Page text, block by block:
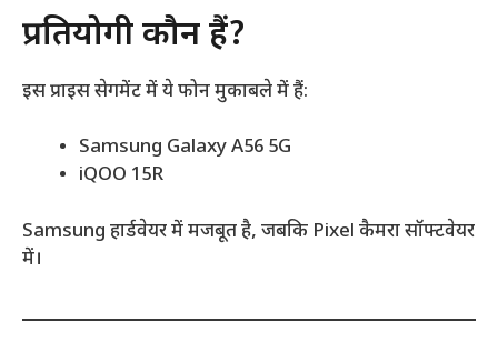
प्रतियोगी कौन हैं?
इस प्राइस सेगमेंट में ये फोन मुकाबले में हैं:
Samsung Galaxy A56 5G
iQOO 15R
Samsung हार्डवेयर में मजबूत है, जबकि Pixel कैमरा सॉफ्टवेयर
में।